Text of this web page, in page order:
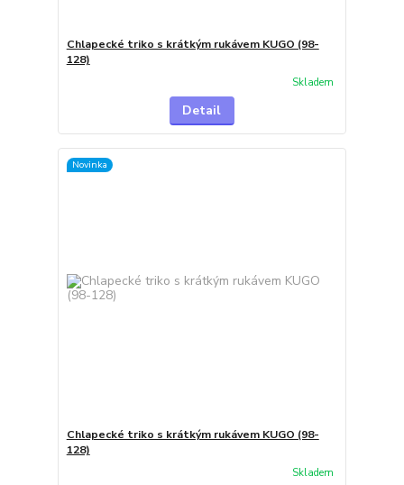
Chlapecké triko s krátkým rukávem KUGO (98-
128)
Skladem
Detail
Novinka
Chlapecké triko s krátkým rukávem KUGO (98-
128)
Skladem